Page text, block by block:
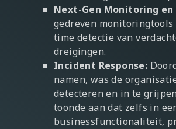
Next-Gen Monitoring
gedreven
time detectie van
dreigingen.
Incident Response:
namen, was de
detecteren en in te
toonde aan dat zelfs in
businessfunctionaliteit,